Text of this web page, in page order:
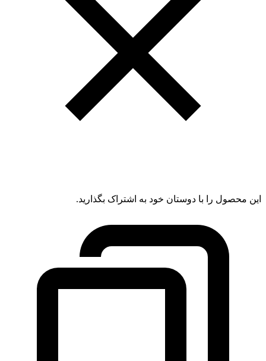
این محصول را با دوستان خود به اشتراک بگذارید.